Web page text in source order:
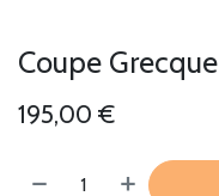
Coupe Grecque
195,00 €